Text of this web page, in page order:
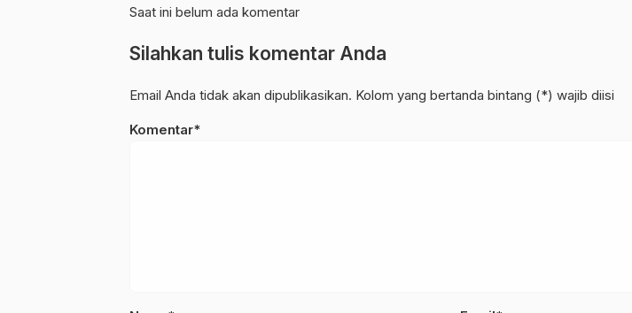
Saat ini belum ada komentar
Silahkan tulis komentar Anda
Email Anda tidak akan dipublikasikan. Kolom yang bertanda bintang (*) wajib diisi
Komentar*